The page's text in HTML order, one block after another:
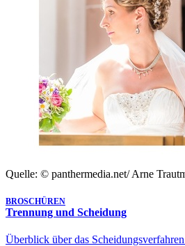
Quelle: © panthermedia.net/ Arne
BROSCHÜREN
Trennung und Scheidung
Überblick über das